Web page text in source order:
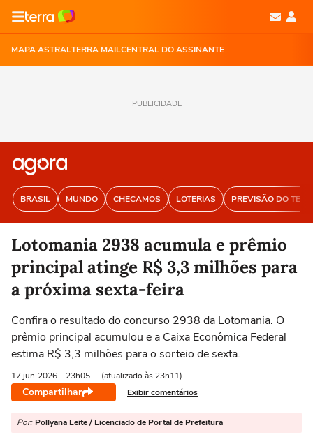
MAPA ASTRALTERRA MAILCENTRAL DO ASSINANTE
PUBLICIDADE
BRASIL MUNDO CHECAMOS LOTERIAS PREVISÃO DO
Lotomania 2938 acumula e prêmio
principal atinge R$ 3,3 milhões para
a próxima sexta-feira
Confira o resultado do concurso 2938 da Lotomania. O
prêmio principal acumulou e a Caixa Econômica Federal
estima R$ 3,3 milhões para o sorteio de sexta.
17 jun 2026 - 23h05 (atualizado às 23h11)
Compartilhar Exibir comentários
Por: Pollyana Leite / Licenciado de Portal de Prefeitura